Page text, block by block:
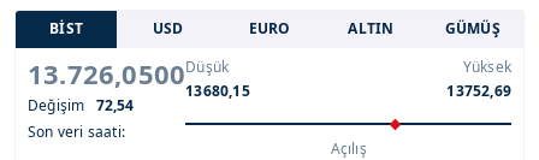
BİST USD EURO ALTIN GÜMÜŞ
13.726,0500
Değişim 72,54
Son veri saati:
Düşük
13680,15
Yüksek
13752,69
Açılış